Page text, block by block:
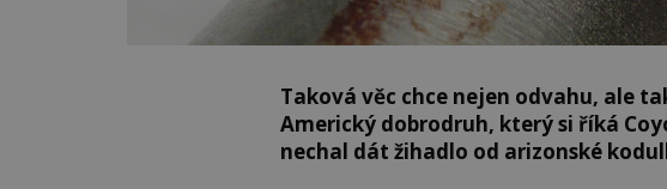
Taková věc chce nejen odvahu, ale
Americký dobrodruh, který si říká
nechal dát žihadlo od arizonské